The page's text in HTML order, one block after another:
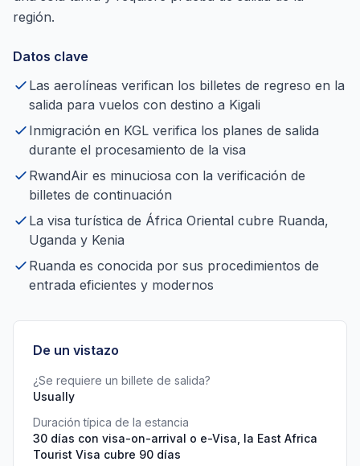
región.
Datos clave
Las aerolíneas verifican los billetes de regreso en la
salida para vuelos con destino a Kigali
Inmigración en KGL verifica los planes de salida
durante el procesamiento de la visa
RwandAir es minuciosa con la verificación de
billetes de continuación
La visa turística de África Oriental cubre Ruanda,
Uganda y Kenia
Ruanda es conocida por sus procedimientos de
entrada eficientes y modernos
De un vistazo
¿Se requiere un billete de salida?
Usually
Duración típica de la estancia
30 días con visa-on-arrival o e-Visa, la East Africa
Tourist Visa cubre 90 días